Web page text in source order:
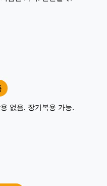
없음. 장기복용 가능.